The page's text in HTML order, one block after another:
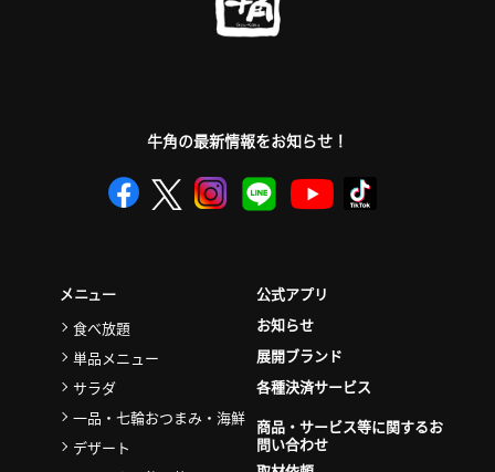
牛角の最新情報をお知らせ！
メニュー
食べ放題
単品メニュー
サラダ
一品・七輪おつまみ・海鮮
デザート
公式アプリ
お知らせ
展開ブランド
各種決済サービス
商品・サービス等に関するお
問い合わせ